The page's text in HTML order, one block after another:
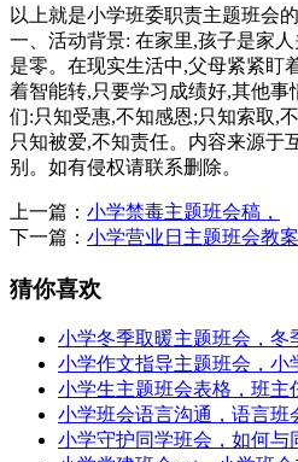
以上就是小学班委职责主题班会
一、活动背景: 在家里,孩子是家
是零。在现实生活中,父母紧紧盯
着智能转,只要学习成绩好,其他
们:只知受惠,不知感恩;只知索取,
只知被爱,不知责任。内容来源于
别。如有侵权请联系删除。
上一篇： 小学禁毒主题班会稿，
下一篇： 小学营业日主题班会教
猜你喜欢
小学冬季取暖主题班会，冬
小学作文指导主题班会，小
小学生主题班会表格，班主
小学班会语言沟通，语言班
小学守护同学班会，如何与